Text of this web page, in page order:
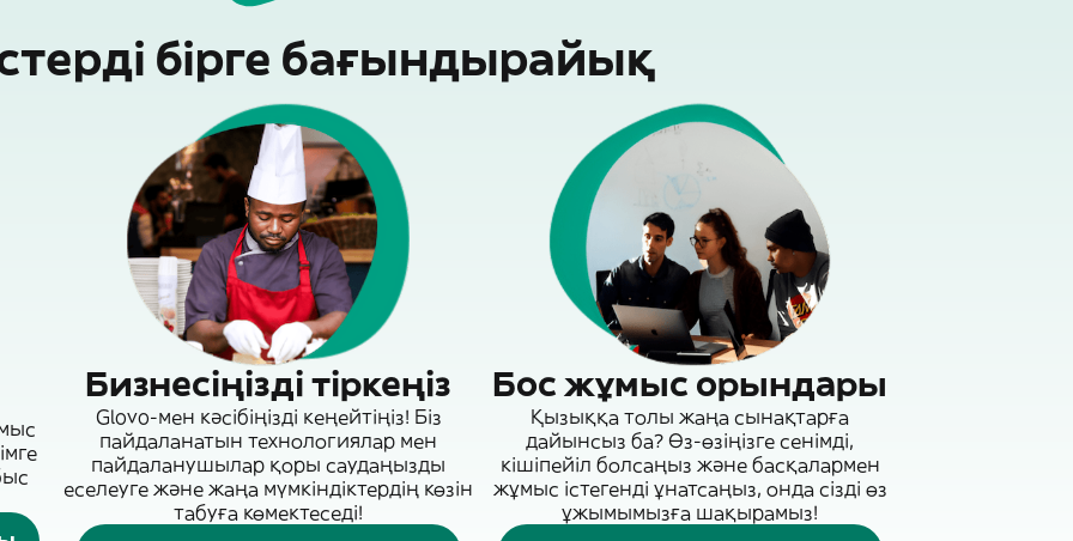
бірге бағындырайық
Бизнесіңізді тіркеңіз
Glovo-мен кәсібіңізді кеңейтіңіз! Біз
пайдаланатын технологиялар мен
пайдаланушылар қоры саудаңызды
еселеуге және жаңа мүмкіндіктердің көзін
табуға көмектеседі!
Бос жұмыс орындары
Қызыққа толы жаңа сынақтарға
дайынсыз ба? Өз-өзіңізге сенімді,
кішіпейіл болсаңыз және басқалармен
жұмыс істегенді ұнатсаңыз, онда сізді өз
ұжымымызға шақырамыз!